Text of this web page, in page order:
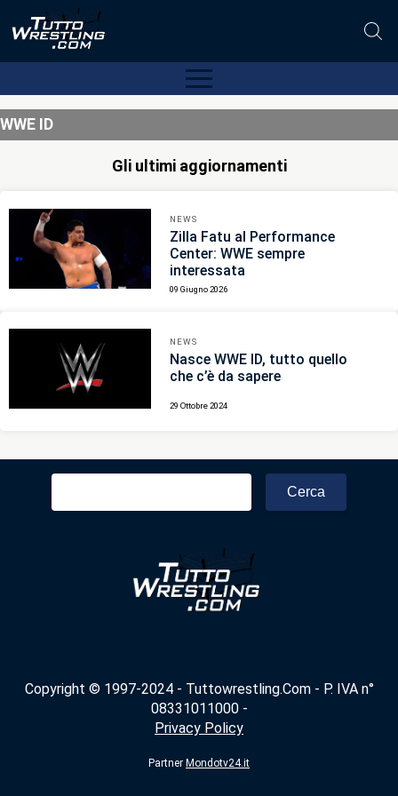
WWE ID
Gli ultimi aggiornamenti
NEWS
Zilla Fatu al Performance
Center: WWE sempre
interessata
09 Giugno 2026
NEWS
Nasce WWE ID, tutto quello
che c’è da sapere
29 Ottobre 2024
Ricerca
Copyright © 1997-2024 - Tuttowrestling.Com - P. IVA n°
08331011000 -
Privacy Policy
Partner Mondotv24.it